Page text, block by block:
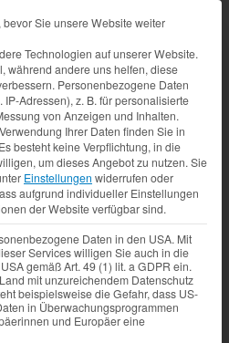
Sie unsere Website weiter
Technologien auf unserer Website.
während andere uns helfen, diese
Personenbezogene Daten
Adressen), z. B. für personalisierte
von Anzeigen und Inhalten.
Ihrer Daten finden Sie in
Es besteht keine Verpflichtung, in die
um dieses Angebot zu nutzen. Sie
Einstellungen widerrufen oder
aufgrund individueller Einstellungen
der Website verfügbar sind.
Daten in den USA. Mit
Services willigen Sie auch in die
gemäß Art. 49 (1) lit. a GDPR ein.
mit unzureichendem Datenschutz
beispielsweise die Gefahr, dass US-
in Überwachungsprogrammen
und Europäer eine